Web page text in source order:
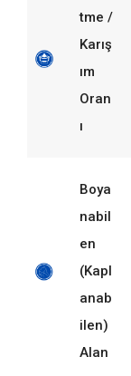
tme /
Karış
ım
Oran
ı
Boya
nabil
en
(Kapl
anab
ilen)
Alan